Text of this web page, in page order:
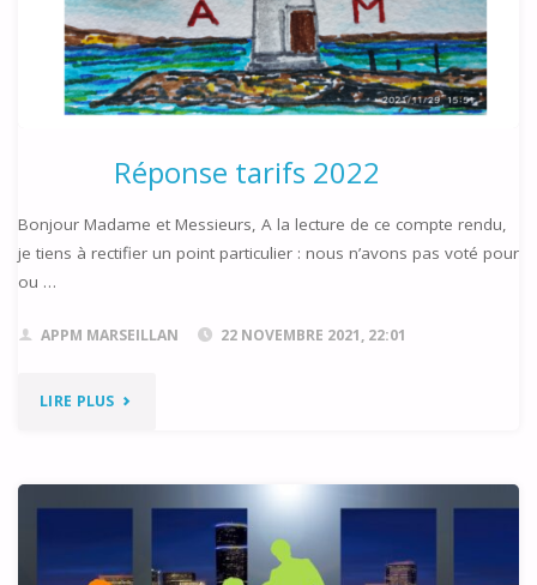
Réponse tarifs 2022
Bonjour Madame et Messieurs, A la lecture de ce compte rendu,
je tiens à rectifier un point particulier : nous n’avons pas voté pour
ou …
APPM MARSEILLAN 22 NOVEMBRE 2021, 22:01
LIRE PLUS"RÉPONSE